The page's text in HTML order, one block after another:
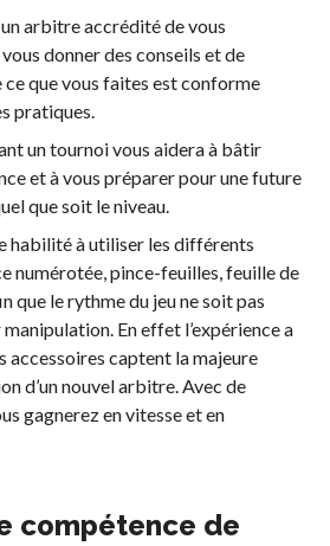
arbitre accrédité de vous
donner des conseils et de
ce que vous faites est conforme
pratiques.
un tournoi vous aidera à bâtir
et à vous préparer pour une future
que soit le niveau.
habilité à utiliser les différents
numérotée, pince-feuilles, feuille de
que le rythme du jeu ne soit pas
En effet l’expérience a
accessoires captent la majeure
d’un nouvel arbitre. Avec de
gagnerez en vitesse et en
compétence de